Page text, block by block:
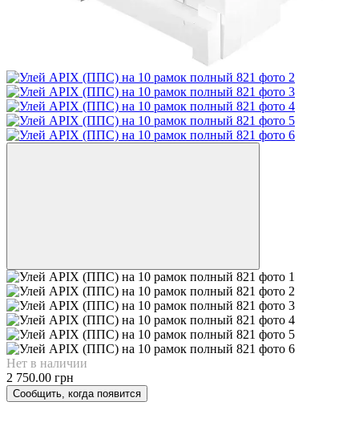
Нет в наличии
2 750.00 грн
Сообщить, когда появится